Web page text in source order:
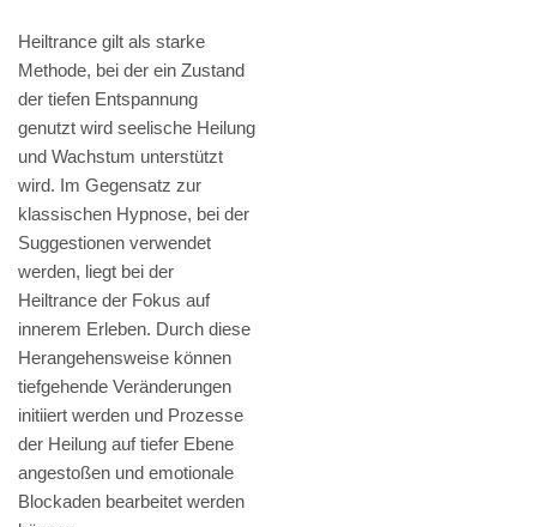
Heiltrance gilt als starke
Methode, bei der ein Zustand
der tiefen Entspannung
genutzt wird seelische Heilung
und Wachstum unterstützt
wird. Im Gegensatz zur
klassischen Hypnose, bei der
Suggestionen verwendet
werden, liegt bei der
Heiltrance der Fokus auf
innerem Erleben. Durch diese
Herangehensweise können
tiefgehende Veränderungen
initiiert werden und Prozesse
der Heilung auf tiefer Ebene
angestoßen und emotionale
Blockaden bearbeitet werden